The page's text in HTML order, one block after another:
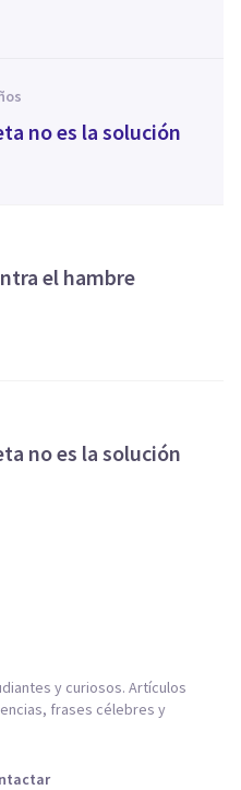
no es la solución
el hambre
no es la solución
y curiosos. Artículos
frases célebres y